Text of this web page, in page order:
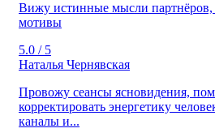
Вижу истинные мысли партнёров,
мотивы
5.0 / 5
Наталья Чернявская
Провожу сеансы ясновидения,
корректировать энергетику
каналы и...